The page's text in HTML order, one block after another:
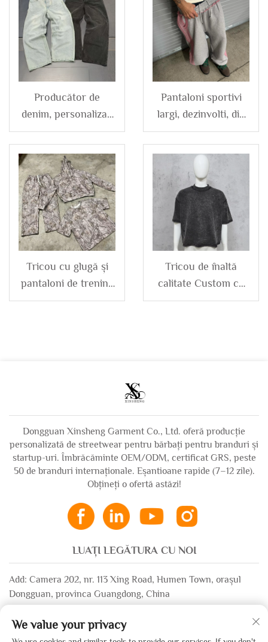
Producător de
denim, personalizat,
unisex, bărbați,
spălare vintage,
pantaloni din
bumbac oversized,
drept, larg, largi, din
denim, pentru
bărbați
Pantaloni sportivi
largi, dezinvolti, din
bumbac Terry, cusut
invers, cu dungi
bărbați,
personalizați, de
înaltă calitate
Tricou cu glugă și
pantaloni de trening
personalizați,
Tricou de înaltă
calitate Custom cu
îmbinare
Dongguan Xinsheng Garment Co., Ltd. oferă producție
personalizată de streetwear pentru bărbați pentru branduri și
startup-uri. Îmbrăcăminte OEM/ODM, certificat GRS, peste
50 de branduri internaționale. Eșantioane rapide (7–12 zile).
Obțineți o ofertă astăzi!
LUAȚI LEGĂTURA CU NOI
Add: Camera 202, nr. 113 Xing Road, Humen Town, orașul
Dongguan, provinca Guangdong, China
+86-13532483058
We value your privacy